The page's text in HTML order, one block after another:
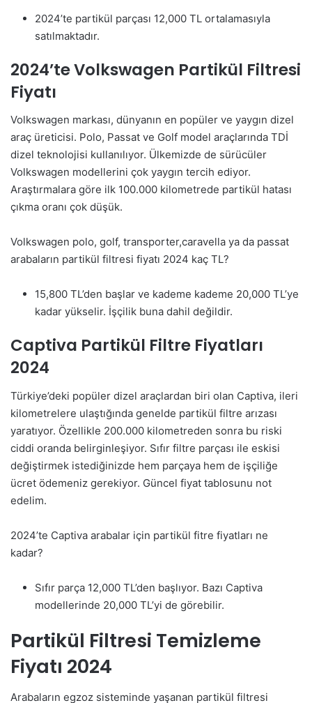
2024’te partikül parçası 12,000 TL ortalamasıyla
satılmaktadır.
2024’te Volkswagen Partikül Filtresi
Fiyatı
Volkswagen markası, dünyanın en popüler ve yaygın dizel
araç üreticisi. Polo, Passat ve Golf model araçlarında TDİ
dizel teknolojisi kullanılıyor. Ülkemizde de sürücüler
Volkswagen modellerini çok yaygın tercih ediyor.
Araştırmalara göre ilk 100.000 kilometrede partikül hatası
çıkma oranı çok düşük.
Volkswagen polo, golf, transporter,caravella ya da passat
arabaların partikül filtresi fiyatı 2024 kaç TL?
15,800 TL’den başlar ve kademe kademe 20,000 TL’ye
kadar yükselir. İşçilik buna dahil değildir.
Captiva Partikül Filtre Fiyatları
2024
Türkiye’deki popüler dizel araçlardan biri olan Captiva, ileri
kilometrelere ulaştığında genelde partikül filtre arızası
yaratıyor. Özellikle 200.000 kilometreden sonra bu riski
ciddi oranda belirginleşiyor. Sıfır filtre parçası ile eskisi
değiştirmek istediğinizde hem parçaya hem de işçiliğe
ücret ödemeniz gerekiyor. Güncel fiyat tablosunu not
edelim.
2024’te Captiva arabalar için partikül fitre fiyatları ne
kadar?
Sıfır parça 12,000 TL’den başlıyor. Bazı Captiva
modellerinde 20,000 TL’yi de görebilir.
Partikül Filtresi Temizleme
Fiyatı 2024
Arabaların egzoz sisteminde yaşanan partikül filtresi